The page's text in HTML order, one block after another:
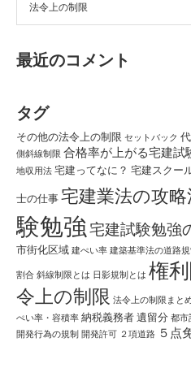
法令上の制限
最近のコメント
タグ
その他の法令上の制限 セットバック
側斜線制限 合格率が上がる宅建試
地収用法 宅建ってなに？ 宅建スクー
士の仕事 宅建業法の攻略
験勉強宅建試験勉強
市街化区域 建ぺい率 建築基準法の道路規
割合 斜線制限とは 日影規制とは 権
令上の制限 法令上の制限まと
ぺい率・容積率 納税義務者 遺留分 都市
開発行為の規制 開発許可 ２項道路 ５点